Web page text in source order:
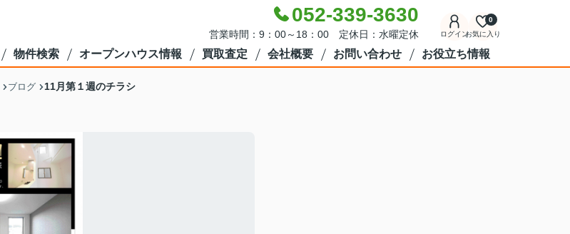
052-339-3630
営業時間：9：00～18：00 定休日：水曜定休 ログインお気に入り
0
物件検索 オープンハウス情報 買取査定 会社概要 お問い合わせ お役立ち情報
ブログ 11月第１週のチラシ